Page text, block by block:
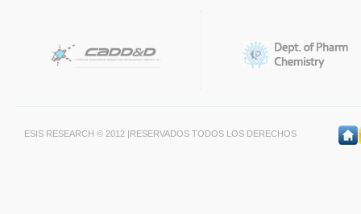
ESIS RESEARCH © 2012 |RESERVADOS TODOS LOS DERECHOS